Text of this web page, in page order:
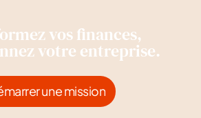
vos finances,
votre entreprise.
une mission
une mission